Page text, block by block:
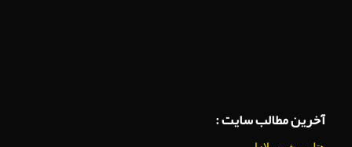
آخرین مطالب سایت :